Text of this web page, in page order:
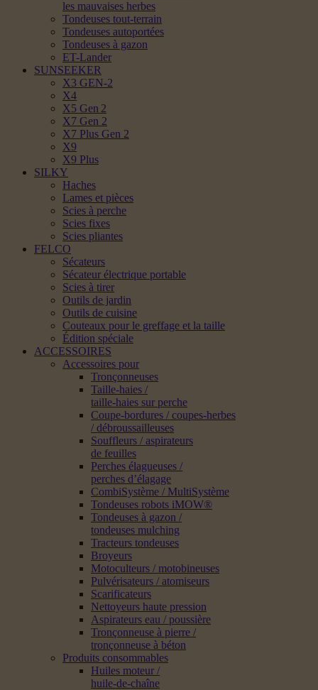
les mauvaises herbes
Tondeuses tout-terrain
Tondeuses autoportées
Tondeuses à gazon
ET-Lander
SUNSEEKER
X3 GEN-2
X4
X5 Gen 2
X7 Gen 2
X7 Plus Gen 2
X9
X9 Plus
SILKY
Haches
Lames et pièces
Scies à perche
Scies fixes
Scies pliantes
FELCO
Sécateurs
Sécateur électrique portable
Scies à tirer
Outils de jardin
Outils de cuisine
Couteaux pour le greffage et la taille
Édition spéciale
ACCESSOIRES
Accessoires pour
Tronçonneuses
Taille-haies /
taille-haies sur perche
Coupe-bordures / coupes-herbes
/ débroussailleuses
Souffleurs / aspirateurs
de feuilles
Perches élagueuses /
perches d’élagage
CombiSystème / MultiSystème
Tondeuses robots iMOW®
Tondeuses à gazon /
tondeuses mulching
Tracteurs tondeuses
Broyeurs
Motoculteurs / motobineuses
Pulvérisateurs / atomiseurs
Scarificateurs
Nettoyeurs haute pression
Aspirateurs eau / poussière
Tronçonneuse à pierre /
tronçonneuse à béton
Produits consommables
Huiles moteur /
huile-de-chaîne